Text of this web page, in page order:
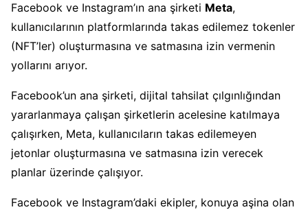
Facebook ve Instagram’ın ana şirketi Meta,
kullanıcılarının platformlarında takas edilemez tokenler
(NFT’ler) oluşturmasına ve satmasına izin vermenin
yollarını arıyor.
Facebook’un ana şirketi, dijital tahsilat çılgınlığından
yararlanmaya çalışan şirketlerin acelesine katılmaya
çalışırken, Meta, kullanıcıların takas edilemeyen
jetonlar oluşturmasına ve satmasına izin verecek
planlar üzerinde çalışıyor.
Facebook ve Instagram’daki ekipler, konuya aşina olan